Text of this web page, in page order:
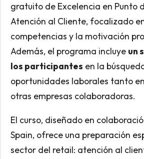
gratuito de Excelencia en Punto
Atención al Cliente, focalizado
competencias y la motivación
Además, el programa incluye un
los participantes en la
oportunidades laborales tanto
otras empresas colaboradoras.
El curso, diseñado en
Spain, ofrece una preparación
sector del retail: atención al